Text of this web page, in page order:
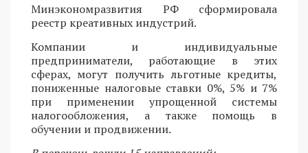
Минэкономразвития РФ сформировала
реестр креативных индустрий.
Компании и индивидуальные
предприниматели, работающие в этих
сферах, могут получить льготные кредиты,
пониженные налоговые ставки 0%, 5% и 7%
при применении упрощенной системы
налогообложения, а также помощь в
обучении и продвижении.